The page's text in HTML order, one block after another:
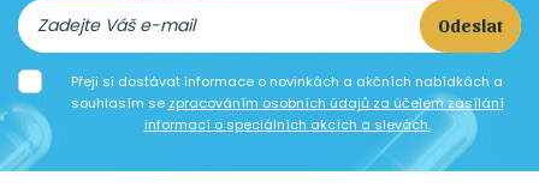
Odeslat
Přeji si dostávat informace o novinkách a akčních nabídkách a
souhlasím se zpracováním osobních údajů za účelem zasílání
informací o speciálních akcích a slevách.